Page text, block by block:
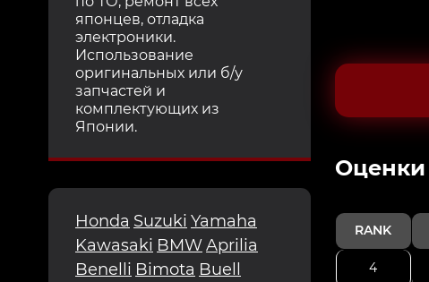
японцев, отладка
электроники.
Использование
оригинальных или б/у
запчастей и
комплектующих из
Японии.
Honda Suzuki Yamaha
Kawasaki BMWAprilia
Benelli Bimota Buell
RANK
4